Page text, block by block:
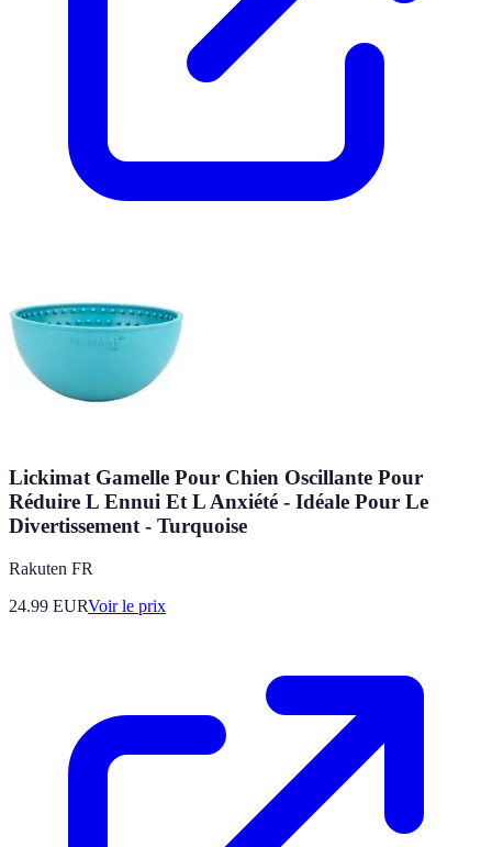
Lickimat Gamelle Pour Chien Oscillante Pour
Réduire L Ennui Et L Anxiété - Idéale Pour Le
Divertissement - Turquoise
Rakuten FR
24.99 EURVoir le prix